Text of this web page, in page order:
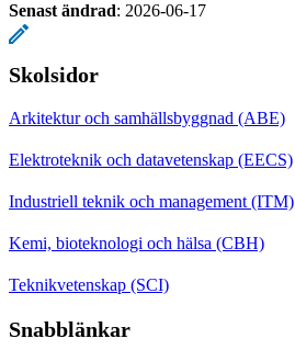
Senast ändrad: 2026-06-17
Skolsidor
Arkitektur och samhällsbyggnad (ABE)
Elektroteknik och datavetenskap (EECS)
Industriell teknik och management (ITM)
Kemi, bioteknologi och hälsa (CBH)
Teknikvetenskap (SCI)
Snabblänkar